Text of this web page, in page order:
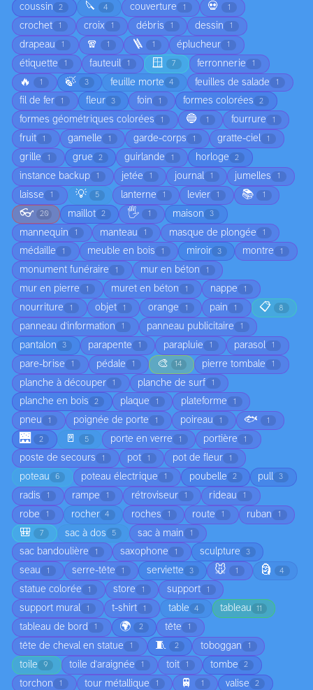
coussin 2 🔪 4 couverture 1 💀 1
crochet 1 croix 1 débris 1 dessin 1
drapeau 1 🧣 1 🪜 1 éplucheur 1
étiquette 1 fauteuil 1 🪟 7 ferronnerie 1
🔥 1 🍃 3 feuille morte 4 feuilles de salade 1
fil de fer 1 fleur 3 foin 1 formes colorées 2
formes géométriques colorées 1 🔵 1 fourrure 1
fruit 1 gamelle 1 garde-corps 1 gratte-ciel 1
grille 1 grue 2 guirlande 1 horloge 2
instance backup 1 jetée 1 journal 1 jumelles 1
laisse 1 💡 5 lanterne 1 levier 1 📚 1
👓 20 maillot 2 🖐️ 1 maison 3
mannequin 1 manteau 1 masque de plongée 1
médaille 1 meuble en bois 1 miroir 3 montre 1
monument funéraire 1 mur en béton 1
mur en pierre 1 muret en béton 1 nappe 1
nourriture 1 objet 1 orange 1 pain 1 📋 8
panneau d'information 1 panneau publicitaire 1
pantalon 3 parapente 1 parapluie 1 parasol 1
pare-brise 1 pédale 1 🎨 14 pierre tombale 1
planche à découper 1 planche de surf 1
planche en bois 2 plaque 1 plateforme 1
pneu 1 poignée de porte 1 poireau 1 🐟 1
🌉 2 🚪 5 porte en verre 1 portière 1
poste de secours 1 pot 1 pot de fleur 1
poteau 6 poteau électrique 1 poubelle 2 pull 3
radis 1 rampe 1 rétroviseur 1 rideau 1
robe 1 rocher 4 roches 1 route 1 ruban 1
🎒 7 sac à dos 5 sac à main 1
sac bandoulière 1 saxophone 1 sculpture 3
seau 1 serre-tête 1 serviette 3 🐭 1 🗿 4
statue colorée 1 store 1 support 1
support mural 1 t-shirt 1 table 4 tableau 11
tableau de bord 1 🌍 2 tête 1
tête de cheval en statue 1 🧵 2 toboggan 1
toile 9 toile d'araignée 1 toit 1 tombe 2
torchon 1 tour métallique 1 🚆 1 valise 2